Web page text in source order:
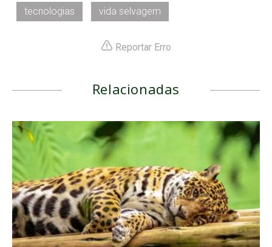
tecnologias vida selvagem
Reportar Erro
Relacionadas